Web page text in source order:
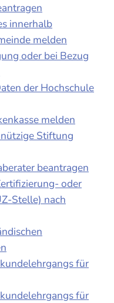
innerhalb
melden
oder bei Bezug
der Hochschule
melden
Stiftung
beantragen
oder
Stelle) nach
für
für